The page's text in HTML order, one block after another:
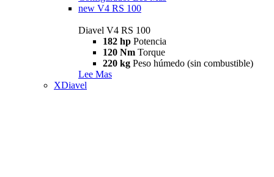
new V4 RS 100
Diavel V4 RS 100
182 hp Potencia
120 Nm Torque
220 kg Peso húmedo (sin combustible)
Lee Mas
XDiavel